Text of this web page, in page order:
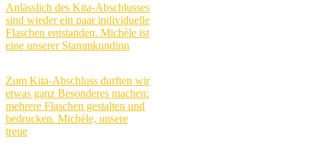
Anlässlich des Kita-Abschlusses
sind wieder ein paar individuelle
Flaschen entstanden. Michèle ist
eine unserer Stammkundinn
Zum Kita-Abschluss durften wir
etwas ganz Besonderes machen:
mehrere Flaschen gestalten und
bedrucken. Michèle, unsere
treue